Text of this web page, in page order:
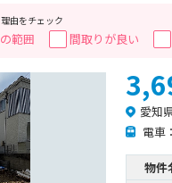
愛知
電車
物件
由をチェック
範囲 間取りが良い